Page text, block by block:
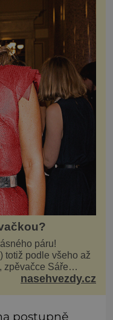
páru!
totiž podle všeho až
zpěvačce Sáře
v pořadu
nasehvezdy.cz
postupně